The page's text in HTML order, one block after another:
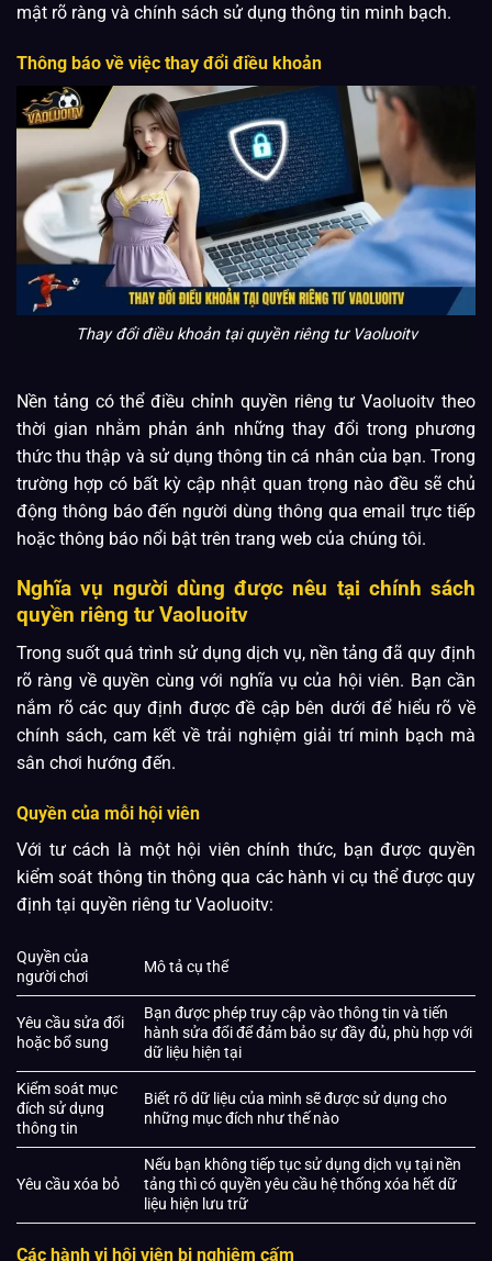
mật rõ ràng và chính sách sử dụng thông tin minh bạch.
Thông báo về việc thay đổi điều khoản
Thay đổi điều khoản tại quyền riêng tư Vaoluoitv
Nền tảng có thể điều chỉnh quyền riêng tư Vaoluoitv theo
thời gian nhằm phản ánh những thay đổi trong phương
thức thu thập và sử dụng thông tin cá nhân của bạn. Trong
trường hợp có bất kỳ cập nhật quan trọng nào đều sẽ chủ
động thông báo đến người dùng thông qua email trực tiếp
hoặc thông báo nổi bật trên trang web của chúng tôi.
Nghĩa vụ người dùng được nêu tại chính sách
quyền riêng tư Vaoluoitv
Trong suốt quá trình sử dụng dịch vụ, nền tảng đã quy định
rõ ràng về quyền cùng với nghĩa vụ của hội viên. Bạn cần
nắm rõ các quy định được đề cập bên dưới để hiểu rõ về
chính sách, cam kết về trải nghiệm giải trí minh bạch mà
sân chơi hướng đến.
Quyền của mỗi hội viên
Với tư cách là một hội viên chính thức, bạn được quyền
kiểm soát thông tin thông qua các hành vi cụ thể được quy
định tại quyền riêng tư Vaoluoitv:
Quyền của
người chơi
Mô tả cụ thể
Yêu cầu sửa đổi
hoặc bổ sung
Bạn được phép truy cập vào thông tin và tiến
hành sửa đổi để đảm bảo sự đầy đủ, phù hợp với
dữ liệu hiện tại
Kiểm soát mục
đích sử dụng
thông tin
Biết rõ dữ liệu của mình sẽ được sử dụng cho
những mục đích như thế nào
Yêu cầu xóa bỏ
Nếu bạn không tiếp tục sử dụng dịch vụ tại nền
tảng thì có quyền yêu cầu hệ thống xóa hết dữ
liệu hiện lưu trữ
Các hành vi hội viên bị nghiêm cấm